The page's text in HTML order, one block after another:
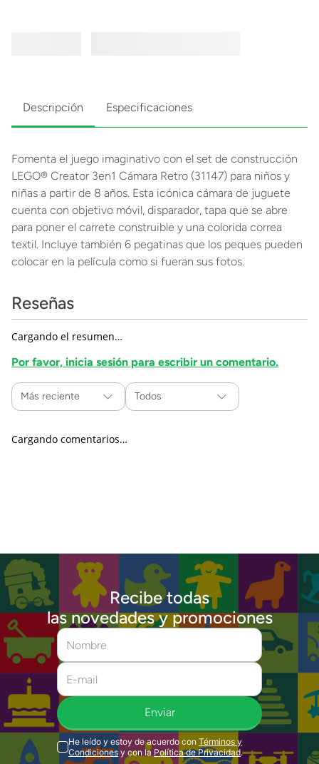
Descripción Especificaciones
Fomenta el juego imaginativo con el set de construcción
LEGO® Creator 3en1 Cámara Retro (31147) para niños y
niñas a partir de 8 años. Esta icónica cámara de juguete
cuenta con objetivo móvil, disparador, tapa que se abre
para poner el carrete construible y una colorida correa
textil. Incluye también 6 pegatinas que los peques pueden
colocar en la película como si fueran sus fotos.
Reseñas
Cargando el resumen…
Por favor, inicia sesión para escribir un comentario.
Más reciente Todos
Cargando comentarios…
Recibe todas
las novedades y promociones
Enviar
He leído y estoy de acuerdo con Términos y
Condiciones y con la Política de Privacidad.